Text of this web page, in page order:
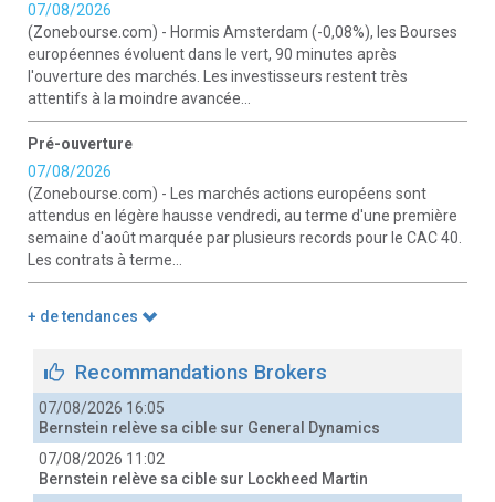
07/08/2026
(Zonebourse.com) - Hormis Amsterdam (-0,08%), les Bourses
européennes évoluent dans le vert, 90 minutes après
l'ouverture des marchés. Les investisseurs restent très
attentifs à la moindre avancée...
Pré-ouverture
07/08/2026
(Zonebourse.com) - Les marchés actions européens sont
attendus en légère hausse vendredi, au terme d'une première
semaine d'août marquée par plusieurs records pour le CAC 40.
Les contrats à terme...
+ de tendances
Recommandations Brokers
07/08/2026 16:05
Bernstein relève sa cible sur General Dynamics
07/08/2026 11:02
Bernstein relève sa cible sur Lockheed Martin